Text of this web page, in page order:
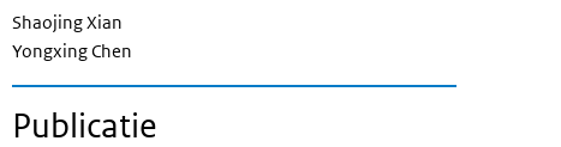
Shaojing Xian
Yongxing Chen
Publicatie